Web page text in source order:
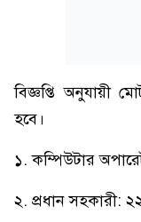
বিজ্ঞপ্তি অনুযায়ী
হবে।
১. কম্পিউটার
২. প্রধান সহকারী: